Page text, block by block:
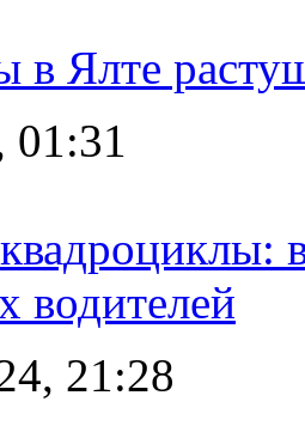
в Ялте
01:31
водителей
21:28